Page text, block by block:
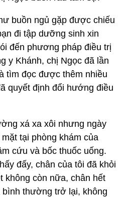
buồn ngủ gặp được chiếu
đi tập dưỡng sinh xin
đến phương pháp điều trị
y Khánh, chị Ngọc đã lần
tìm đọc được thêm nhiều
quyết định đổi hướng điều
xá xa xôi nhưng ngày
tại phòng khám của
cứu và bốc thuốc uống.
đấy, chân của tôi đã khỏi
không còn nữa, chân hết
thường trở lại, không